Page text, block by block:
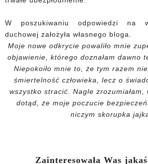
W poszukiwaniu odpowiedzi na
duchowej założyła własnego bloga.
Moje nowe odkrycie powaliło mnie
objawienie, którego doznałam dawno
Niepokoiło mnie to, że tym razem
śmiertelność człowieka, lecz o
wszystko stracić. Nagle
dotąd, że moje poczucie
niczym skorupka
Zainteresowała Was